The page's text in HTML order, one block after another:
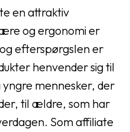
en attraktiv
og ergonomi er
efterspørgslen er
henvender sig til
mennesker, der
til ældre, som har
Som affiliate